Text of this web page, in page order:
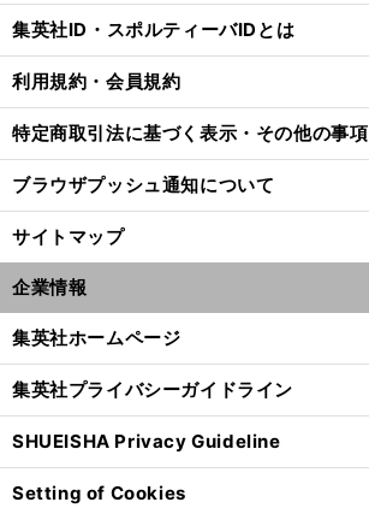
集英社ID・スポルティーバIDとは
利用規約・会員規約
特定商取引法に基づく表示・その他の事項
ブラウザプッシュ通知について
サイトマップ
企業情報
集英社ホームページ
集英社プライバシーガイドライン
SHUEISHA Privacy Guideline
Setting of Cookies